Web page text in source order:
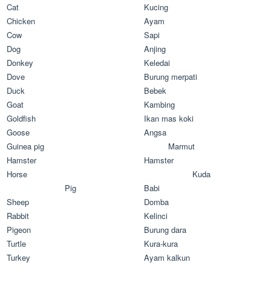
Cat
Kucing
Chicken
Ayam
Cow
Sapi
Dog
Anjing
Donkey
Keledai
Dove
Burung merpati
Duck
Bebek
Goat
Kambing
Goldfish
Ikan mas koki
Goose
Angsa
Guinea pig
Marmut
Hamster
Hamster
Horse
Kuda
Pig
Babi
Sheep
Domba
Rabbit
Kelinci
Pigeon
Burung dara
Turtle
Kura-kura
Turkey
Ayam kalkun